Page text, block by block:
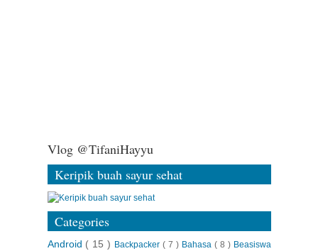
Vlog @TifaniHayyu
Keripik buah sayur sehat
Categories
Android ( 15 ) Backpacker( 7 ) Bahasa ( 8 ) Beasiswa